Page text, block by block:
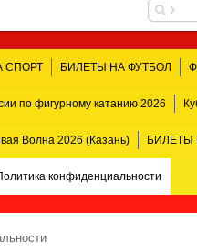
СПОРТ БИЛЕТЫ НА ФУТБОЛ
по фигурному катанию 2026
Волна 2026 (Казань) БИЛЕТЫ
конфиденциальности